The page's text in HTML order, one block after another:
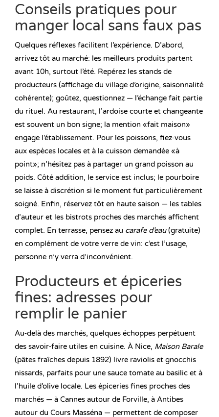
Conseils pratiques pour
manger local sans faux pas
Quelques réflexes facilitent l’expérience. D’abord,
arrivez tôt au marché: les meilleurs produits partent
avant 10h, surtout l’été. Repérez les stands de
producteurs (affichage du village d’origine, saisonnalité
cohérente); goûtez, questionnez — l’échange fait partie
du rituel. Au restaurant, l’ardoise courte et changeante
est souvent un bon signe; la mention «fait maison»
engage l’établissement. Pour les poissons, fiez‑vous
aux espèces locales et à la cuisson demandée «à
point»; n’hésitez pas à partager un grand poisson au
poids. Côté addition, le service est inclus; le pourboire
se laisse à discrétion si le moment fut particulièrement
soigné. Enfin, réservez tôt en haute saison — les tables
d’auteur et les bistrots proches des marchés affichent
complet. En terrasse, pensez au carafe d’eau(gratuite)
en complément de votre verre de vin: c’est l’usage,
personne n’y verra d’inconvénient.
Producteurs et épiceries
fines: adresses pour
remplir le panier
Au‑delà des marchés, quelques échoppes perpétuent
des savoir‑faire utiles en cuisine. À Nice, Maison Barale
(pâtes fraîches depuis 1892) livre raviolis et gnocchis
nissards, parfaits pour une sauce tomate au basilic et à
l’huile d’olive locale. Les épiceries fines proches des
marchés — à Cannes autour de Forville, à Antibes
autour du Cours Masséna — permettent de composer